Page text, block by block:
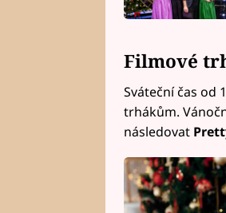
Filmové
Sváteční čas od
trhákům.
následovat